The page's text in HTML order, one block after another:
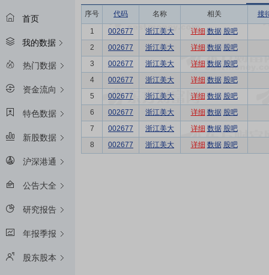
首页
我的数据
热门数据
资金流向
特色数据
新股数据
沪深港通
公告大全
研究报告
年报季报
股东股本
序号 代码 名称 相关 接
1 002677 浙江美大 详细 数据 股吧
2
002677 浙江美大 详细 数据 股吧
3
002677 浙江美大 详细 数据 股吧
4
002677 浙江美大 详细 数据 股吧
5
002677 浙江美大 详细 数据 股吧
6
002677 浙江美大 详细 数据 股吧
7
002677 浙江美大 详细 数据 股吧
8
002677 浙江美大 详细 数据 股吧